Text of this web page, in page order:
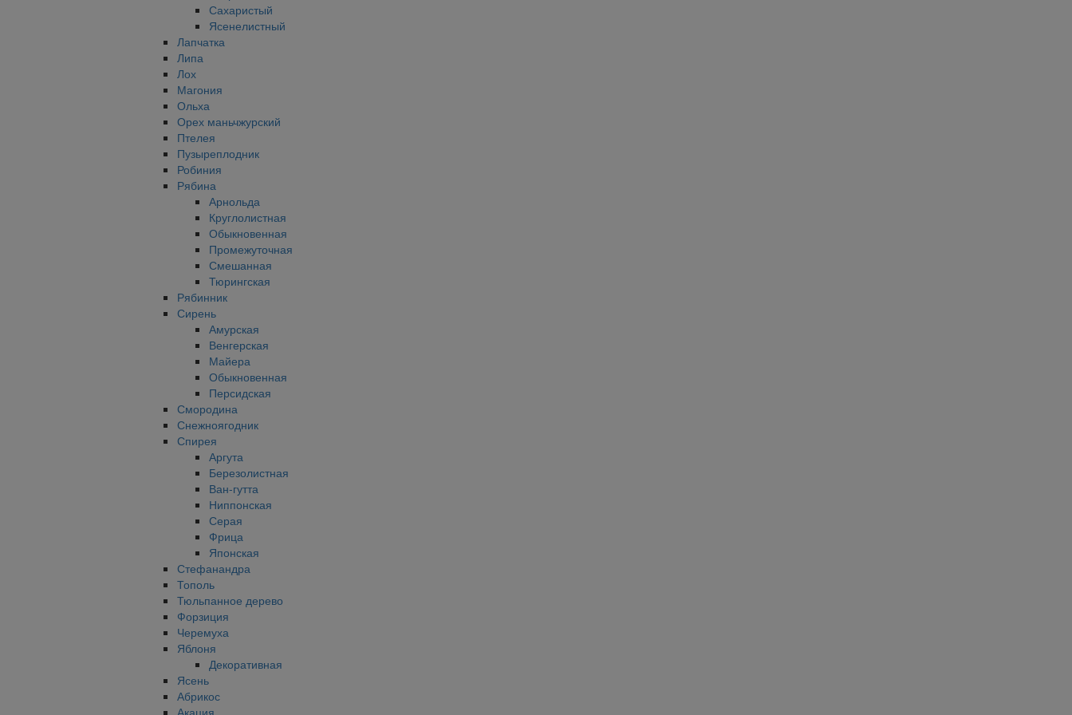
Сахаристый
Ясенелистный
Лапчатка
Липа
Лох
Магония
Ольха
Орех маньчжурский
Птелея
Пузыреплодник
Робиния
Рябина
Арнольда
Круглолистная
Обыкновенная
Промежуточная
Смешанная
Тюрингская
Рябинник
Сирень
Амурская
Венгерская
Майера
Обыкновенная
Персидская
Смородина
Снежноягодник
Спирея
Аргута
Березолистная
Ван-гутта
Ниппонская
Серая
Фрица
Японская
Стефанандра
Тополь
Тюльпанное дерево
Форзиция
Черемуха
Яблоня
Декоративная
Ясень
Абрикос
Акация